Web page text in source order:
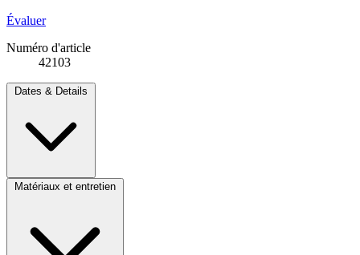
Évaluer
Numéro d'article
42103
Dates & Details
Matériaux et entretien